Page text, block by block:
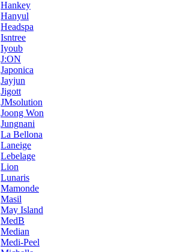
Hankey
Hanyul
Headspa
Isntree
Iyoub
J:ON
Japonica
Jayjun
Jigott
JMsolution
Joong Won
Jungnani
La Bellona
Laneige
Lebelage
Lion
Lunaris
Mamonde
Masil
May Island
MedB
Median
Medi-Peel